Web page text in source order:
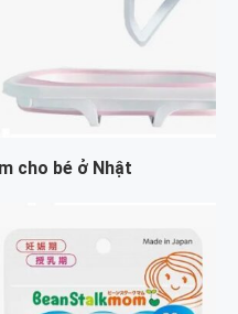
cho bé ở Nhật